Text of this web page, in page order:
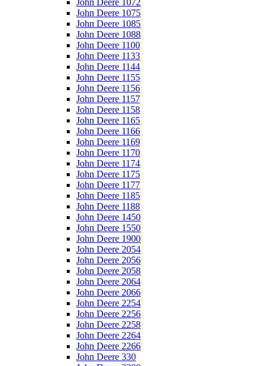
John Deere 1072
John Deere 1075
John Deere 1085
John Deere 1088
John Deere 1100
John Deere 1133
John Deere 1144
John Deere 1155
John Deere 1156
John Deere 1157
John Deere 1158
John Deere 1165
John Deere 1166
John Deere 1169
John Deere 1170
John Deere 1174
John Deere 1175
John Deere 1177
John Deere 1185
John Deere 1188
John Deere 1450
John Deere 1550
John Deere 1900
John Deere 2054
John Deere 2056
John Deere 2058
John Deere 2064
John Deere 2066
John Deere 2254
John Deere 2256
John Deere 2258
John Deere 2264
John Deere 2266
John Deere 330